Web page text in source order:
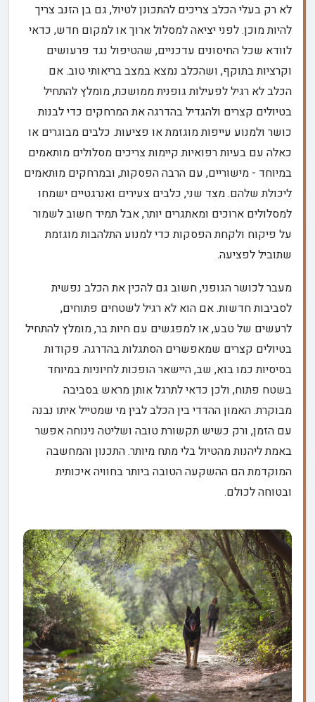
לא רק בעלי הכלב צריכים להתכונן לטיול, גם בן הזנב צריך
להיות מוכן. לפני יציאה למסלול ארוך או למקום חדש, כדאי
לוודא שכל החיסונים עדכניים, שהטיפול נגד פרעושים
וקרציות בתוקף, ושהכלב נמצא במצב בריאותי טוב. אם
הכלב לא רגיל לפעילות גופנית ממושכת, מומלץ להתחיל
בטיולים קצרים ולהגדיל בהדרגה את המרחקים כדי לבנות
כושר ולמנוע עייפות מוגזמת או פציעות. כלבים מבוגרים או
כאלה עם בעיות רפואיות קיימות צריכים מסלולים מותאמים
במיוחד - מישוריים, עם הרבה הפסקות, ובמרחקים מותאמים
ליכולת שלהם. מצד שני, כלבים צעירים ואנרגטיים ישמחו
למסלולים ארוכים ומאתגרים יותר, אבל תמיד חשוב לשמור
על פיקוח ולקחת הפסקות כדי למנוע התלהבות מוגזמת
שתוביל לפציעה.
מעבר לכושר הגופני, חשוב גם להכין את הכלב נפשית
לסביבות חדשות. אם הוא לא רגיל לשטחים פתוחים,
לרעשים של טבע, או למפגשים עם חיות בר, מומלץ להתחיל
בטיולים קצרים שמאפשרים הסתגלות בהדרגה. פקודות
בסיסיות כמו בוא, שב, היישאר הופכות לחיוניות במיוחד
בשטח פתוח, ולכן כדאי לתרגל אותן מראש בסביבה
מבוקרת. האמון ההדדי בין הכלב לבין מי שמטייל איתו נבנה
עם הזמן, ורק כשיש תקשורת טובה ושליטה נינוחה אפשר
באמת ליהנות מהטיול בלי מתח מיותר. התכנון והמחשבה
המוקדמת הם ההשקעה הטובה ביותר בחוויה איכותית
ובטוחה לכולם.